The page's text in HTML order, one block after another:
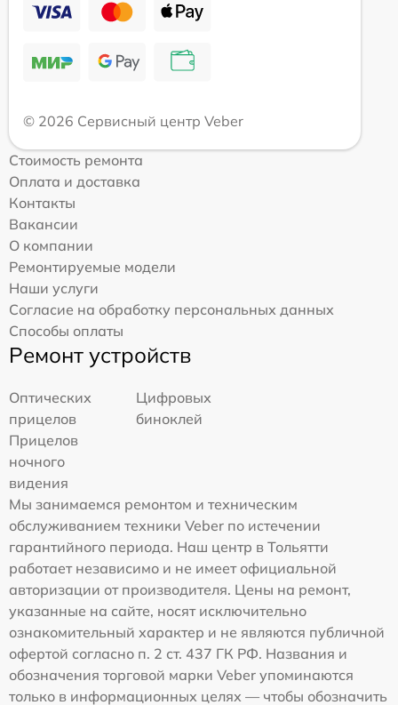
© 2026 Сервисный центр Veber
Стоимость ремонта
Оплата и доставка
Контакты
Вакансии
О компании
Ремонтируемые модели
Наши услуги
Согласие на обработку персональных данных
Способы оплаты
Ремонт устройств
Оптических
прицелов
Цифровых
биноклей
Прицелов
ночного
видения
Мы занимаемся ремонтом и техническим
обслуживанием техники Veber по истечении
гарантийного периода. Наш центр в Тольятти
работает независимо и не имеет официальной
авторизации от производителя. Цены на ремонт,
указанные на сайте, носят исключительно
ознакомительный характер и не являются публичной
офертой согласно п. 2 ст. 437 ГК РФ. Названия и
обозначения торговой марки Veber упоминаются
только в информационных целях — чтобы обозначить